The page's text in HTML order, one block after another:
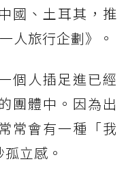
國、土耳其，推
人旅行企劃》。
個人插足進已經
團體中。因為出
常會有一種「我
立感。